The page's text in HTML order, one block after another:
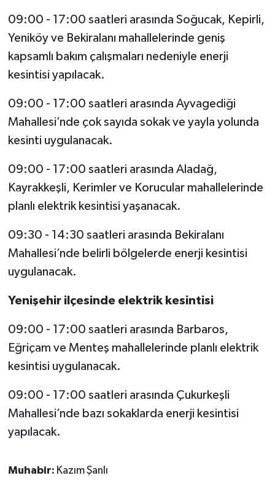
09:00 - 17:00 saatleri arasında Soğucak, Kepirli,
Yeniköy ve Bekiralanı mahallelerinde geniş
kapsamlı bakım çalışmaları nedeniyle enerji
kesintisi yapılacak.
09:00 - 17:00 saatleri arasında Ayvagediği
Mahallesi’nde çok sayıda sokak ve yayla yolunda
kesinti uygulanacak.
09:00 - 17:00 saatleri arasında Aladağ,
Kayrakkeşli, Kerimler ve Korucular mahallelerinde
planlı elektrik kesintisi yaşanacak.
09:30 - 14:30 saatleri arasında Bekiralanı
Mahallesi’nde belirli bölgelerde enerji kesintisi
uygulanacak.
Yenişehir ilçesinde elektrik kesintisi
09:00 - 17:00 saatleri arasında Barbaros,
Eğriçam ve Menteş mahallelerinde planlı elektrik
kesintisi uygulanacak.
09:00 - 17:00 saatleri arasında Çukurkeşli
Mahallesi’nde bazı sokaklarda enerji kesintisi
yapılacak.
Muhabir: Kazım Şanlı